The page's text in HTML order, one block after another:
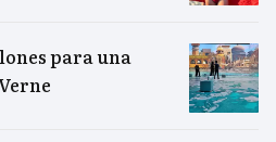
para una